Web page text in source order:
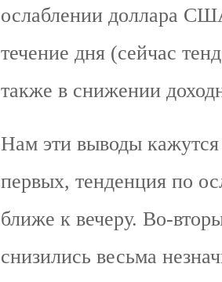
ослаблении доллара
течение дня (сейчас
также в снижении
Нам эти выводы
первых, тенденция по
ближе к вечеру. Во-
снизились весьма